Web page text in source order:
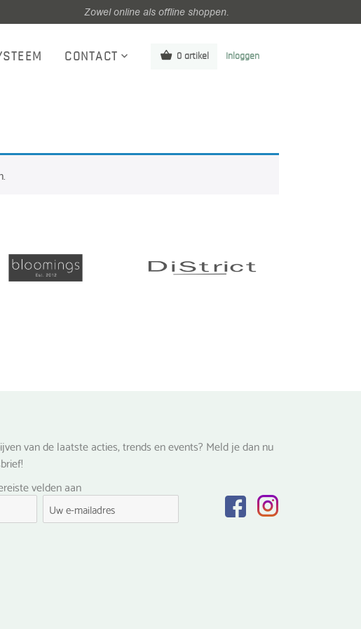
Zowel online als offline shoppen.
CONTACT 0 artikel Inloggen
van de laatste acties, trends en events? Meld je dan nu
velden aan